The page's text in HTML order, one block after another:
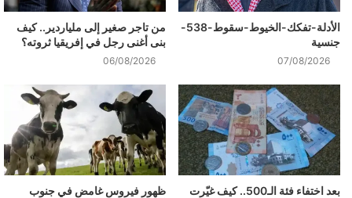
الأدلة-تفكك-الخيوط-سقوط-538-
جنسية
07/08/2026
من تاجر صغير إلى ملياردير.. كيف
بنى أغنى رجل في إفريقيا ثروته؟
06/08/2026
بعد اختفاء فئة الـ500.. كيف غيّرت
ظهور فيروس غامض في جنوب